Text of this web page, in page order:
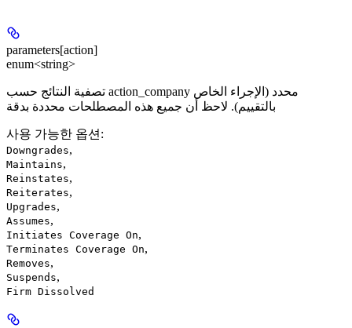
parameters[action]
enum<string>
تصفية النتائج حسب action_company محدد (الإجراء الخاص
بالتقييم). لاحظ أن جميع هذه المصطلحات محددة بدقة
사용 가능한 옵션:
Downgrades,
Maintains,
Reinstates,
Reiterates,
Upgrades,
Assumes,
Initiates Coverage On,
Terminates Coverage On,
Removes,
Suspends,
Firm Dissolved